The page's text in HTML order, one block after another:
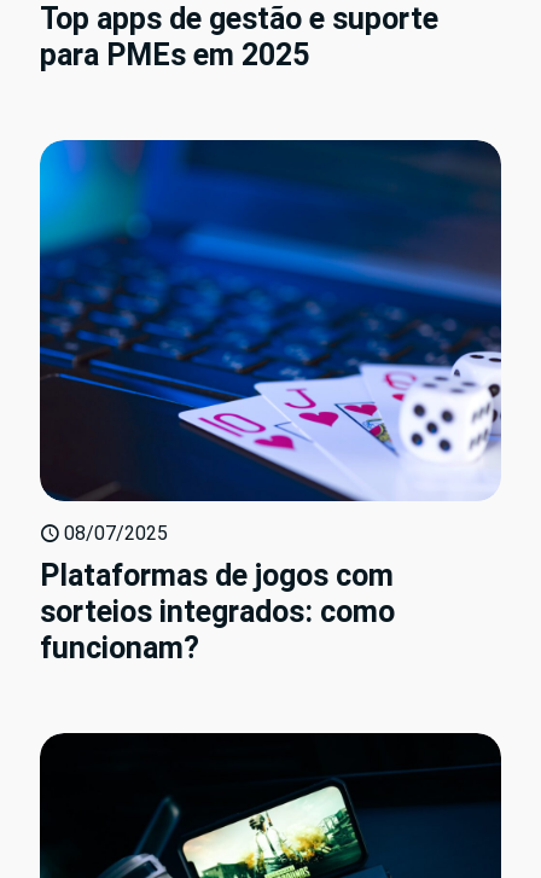
Top apps de gestão e suporte
para PMEs em 2025
08/07/2025
Plataformas de jogos com
sorteios integrados: como
funcionam?